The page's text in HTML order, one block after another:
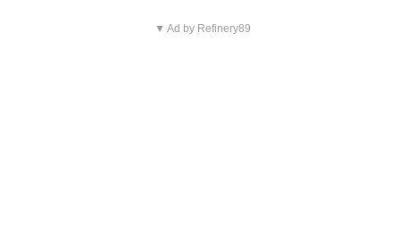
▼ Ad by Refinery89